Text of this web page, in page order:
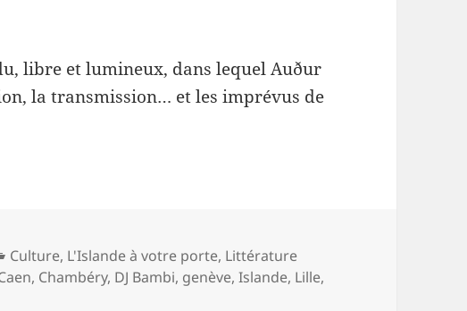
libre et lumineux, dans lequel Auður
la transmission… et les imprévus de
Catégories
Culture, L'Islande à votre porte, Littérature
, Chambéry, DJ Bambi, genève,Islande, Lille,